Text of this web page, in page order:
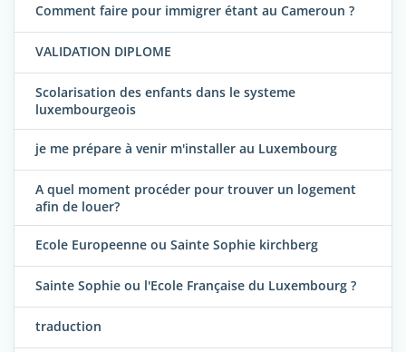
Comment faire pour immigrer étant au Cameroun ?
VALIDATION DIPLOME
Scolarisation des enfants dans le systeme
luxembourgeois
je me prépare à venir m'installer au Luxembourg
A quel moment procéder pour trouver un logement
afin de louer?
Ecole Europeenne ou Sainte Sophie kirchberg
Sainte Sophie ou l'Ecole Française du Luxembourg ?
traduction